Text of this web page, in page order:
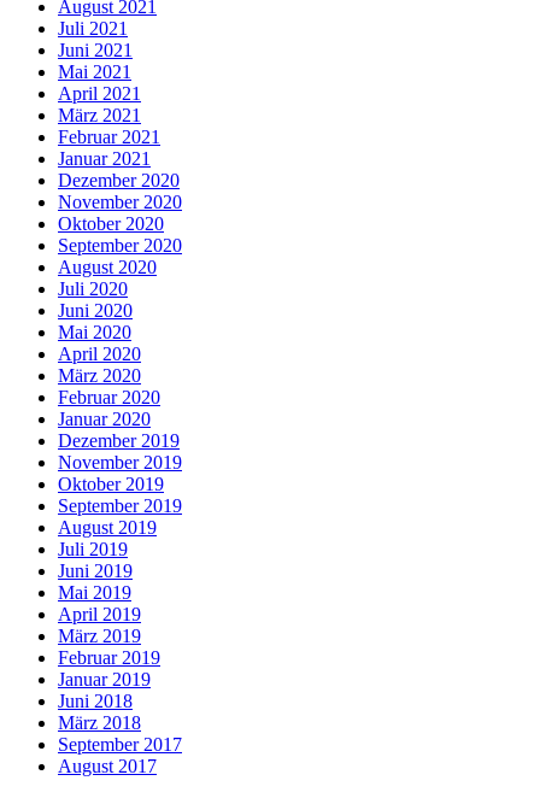
August 2021
Juli 2021
Juni 2021
Mai 2021
April 2021
März 2021
Februar 2021
Januar 2021
Dezember 2020
November 2020
Oktober 2020
September 2020
August 2020
Juli 2020
Juni 2020
Mai 2020
April 2020
März 2020
Februar 2020
Januar 2020
Dezember 2019
November 2019
Oktober 2019
September 2019
August 2019
Juli 2019
Juni 2019
Mai 2019
April 2019
März 2019
Februar 2019
Januar 2019
Juni 2018
März 2018
September 2017
August 2017